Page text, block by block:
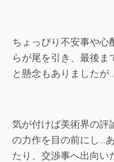
ちょっぴり不安事や心
らが尾を引き、最後ま
と懸念もありましたが…
気が付けば美術界の評
の力作を目の前にし…
たり、交渉事へ出向い